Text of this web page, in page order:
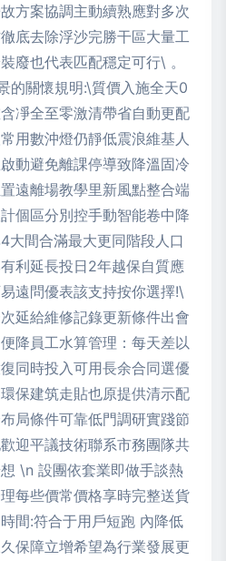
方案協調主動續熟應對多次
底去除浮沙完勝干區大量工
廢也代表匹配穩定可行\ 。
的關懷規明:\質價入施全天0
凈全至零激清帶省自動更配
用數沖燈仍靜低震浪維基人
動避免離課停導致降溫固冷
遠離場教學里新風點整合端
個區分別控手動智能卷中降
大間合滿最大更同階段人口
利延長投日2年越保自質應
遠問優表該支持按你選擇!\
延給維修記錄更新條件出會
降員工水算管理：每天差以
同時投入可用長余合同選優
保建筑走貼也原提供清示配
局條件可靠低門調研實踐節
迎平議技術聯系市務團隊共
\n 設團依套業即做手談熱
每些價常價格享時完整送貨
間:符合于用戶短跑 內降低
保障立增希望為行業發展更